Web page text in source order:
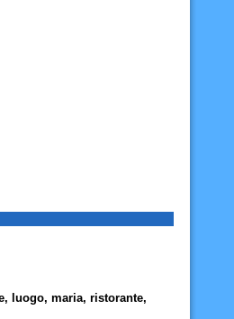
luogo, maria, ristorante,